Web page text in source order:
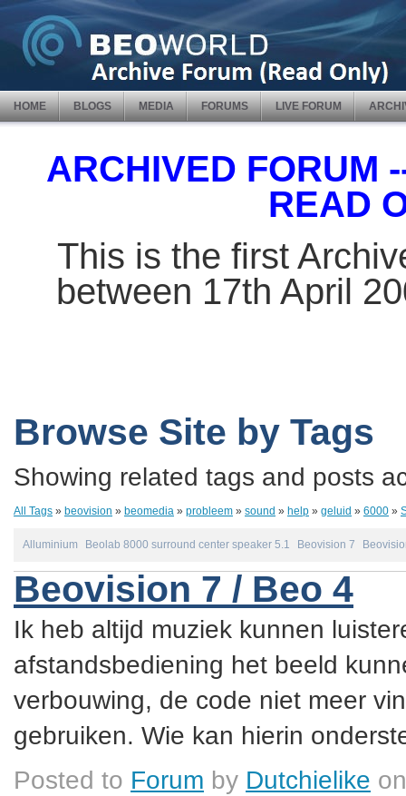
HOME BLOGS MEDIA FORUMS LIVE FORUM
ARCHIVED FORUM
READ
This is the first
between 17th April
Browse Site by Tags
Showing related tags and posts
All Tags » beovision » beomedia » probleem » sound » help » geluid » 6000 »
Alluminium Beolab 8000 surround center speaker 5.1 Beovision 7
Beovision 7 / Beo 4
Ik heb altijd muziek kunnen
afstandsbediening het beeld
verbouwing, de code niet meer
gebruiken. Wie kan hierin
Posted to Forum by Dutchielike